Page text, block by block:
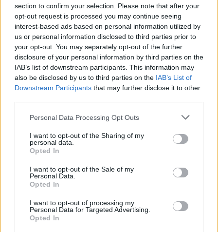
section to confirm your selection. Please note that after your
opt-out request is processed you may continue seeing
interest-based ads based on personal information utilized by
us or personal information disclosed to third parties prior to
your opt-out. You may separately opt-out of the further
disclosure of your personal information by third parties on the
IAB’s list of downstream participants. This information may
also be disclosed by us to third parties on the IAB’s List of
Downstream Participants that may further disclose it to other
Personal Data Processing Opt Outs
I want to opt-out of the Sharing of my
personal data.
Opted In
I want to opt-out of the Sale of my
Personal Data.
Opted In
I want to opt-out of processing my
Personal Data for Targeted Advertising.
Opted In